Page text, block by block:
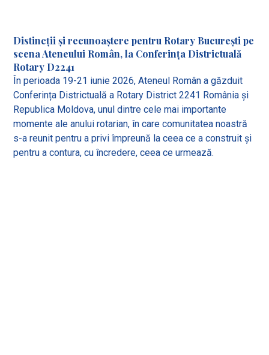
Distincții și recunoaștere pentru Rotary București pe
scena Ateneului Român, la Conferința Districtuală
Rotary D2241
În perioada 19-21 iunie 2026, Ateneul Român a găzduit
Conferința Districtuală a Rotary District 2241 România și
Republica Moldova, unul dintre cele mai importante
momente ale anului rotarian, în care comunitatea noastră
s-a reunit pentru a privi împreună la ceea ce a construit și
pentru a contura, cu încredere, ceea ce urmează.